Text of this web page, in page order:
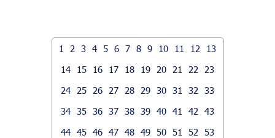
1 2 3 4 5 6 7 8 9 10 11 12
13
14
15 16 17 18 19 20 21 22
23
24
25 26 27 28 29 30 31 32
33
34 35 36 37 38 39 40 41 42
43
44 45 46 47 48 49 50 51 52
53